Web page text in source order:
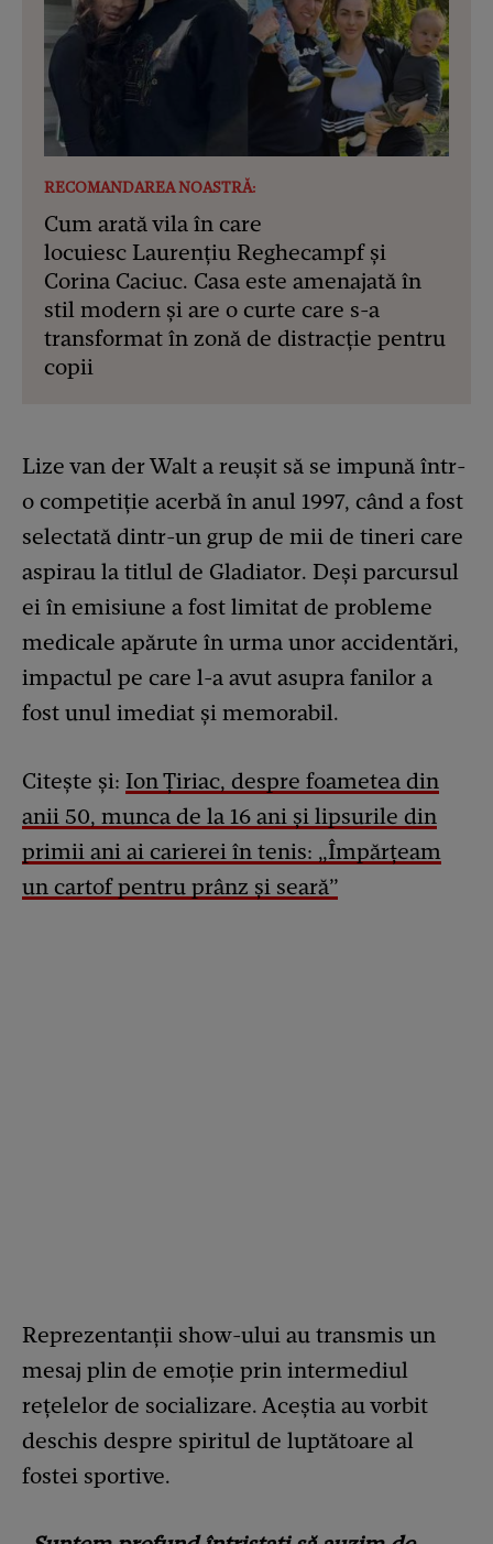
RECOMANDAREA NOASTRĂ:
Cum arată vila în care
locuiesc Laurențiu Reghecampf și
Corina Caciuc. Casa este amenajată în
stil modern și are o curte care s-a
transformat în zonă de distracție pentru
copii
Lize van der Walt a reușit să se impună într-
o competiție acerbă în anul 1997, când a fost
selectată dintr-un grup de mii de tineri care
aspirau la titlul de Gladiator. Deși parcursul
ei în emisiune a fost limitat de probleme
medicale apărute în urma unor accidentări,
impactul pe care l-a avut asupra fanilor a
fost unul imediat și memorabil.
Citește și: Ion Țiriac, despre foametea din
anii 50, munca de la 16 ani și lipsurile din
primii ani ai carierei în tenis: „Împărțeam
un cartof pentru prânz și seară”
Reprezentanții show-ului au transmis un
mesaj plin de emoție prin intermediul
rețelelor de socializare. Aceștia au vorbit
deschis despre spiritul de luptătoare al
fostei sportive.